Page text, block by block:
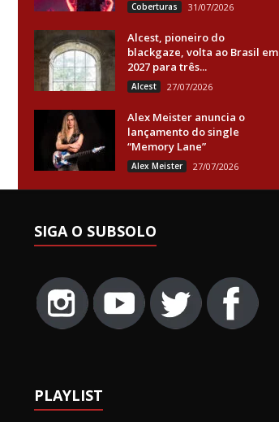
Coberturas 31/07/2026
Alcest, pioneiro do
blackgaze, volta ao Brasil em
2027 para três...
Alcest 27/07/2026
Alex Meister anuncia o
lançamento do single
“Memory Lane”
Alex Meister 27/07/2026
SIGA O SUBSOLO
PLAYLIST